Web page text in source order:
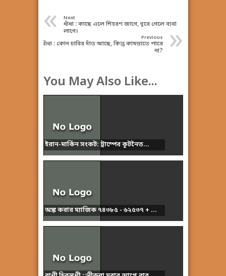
« Next
ধাঁধা : কাছে এলে শিহরণ জাগে, দূরে গেলে ব্যথা
লাগে।
»
Previous
ধাঁধা : কোন চাবির দাঁত আছে, কিন্তু কামড়াতে পারে
না?
You May Also Like...
ইরান-মার্কিন সংকট: ট্রাম্পের কূটনৈত...
অঙ্ক করার ম্যাজিক ৭৪৩৮৫ - ৬২৫৩৭ + ...